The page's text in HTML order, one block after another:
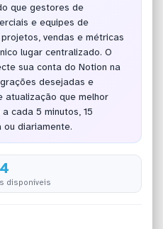
que gestores de
e equipes de
vendas e métricas
lugar centralizado. O
sua conta do Notion na
desejadas e
atualização que melhor
cada 5 minutos, 15
ou diariamente.
4
disponíveis